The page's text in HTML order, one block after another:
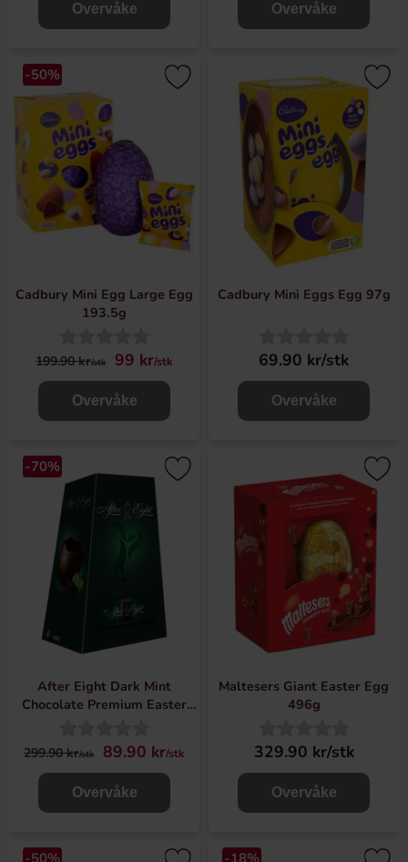
Overvåke Overvåke
-50%
Cadbury Mini Egg Large Egg
193.5g
199.90 kr/stk 99 kr/stk
Overvåke
Cadbury Mini Eggs Egg 97g
69.90 kr/stk
Overvåke
-70%
After Eight Dark Mint
Chocolate Premium Easter
299.90 kr/stk 89.90 kr/stk
Overvåke
Maltesers Giant Easter Egg
496g
329.90 kr/stk
Overvåke
-50% -18%